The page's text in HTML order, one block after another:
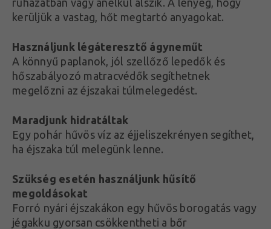
kerüljük a vastag, hőt megtartó anyagokat.
Használjunk légáteresztő ágyneműt
A könnyű paplanok, jól szellőző lepedők és
hőszabályozó matracvédők segíthetnek
megelőzni az éjszakai túlmelegedést.
Maradjunk hidratáltak
Egy pohár hűvös víz az éjjeliszekrényen segíthet,
ha éjszaka túl melegünk lenne.
Szükség esetén használjunk hűsítő
megoldásokat
Forró nyári éjszakákon egy hűvös borogatás vagy
jégakku gyorsan csökkentheti a bőr